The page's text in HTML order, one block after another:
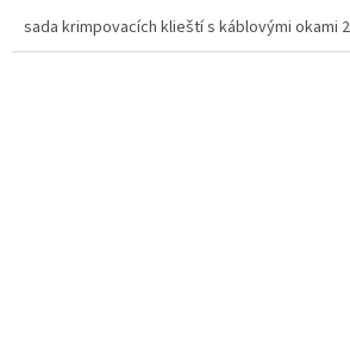
sada krimpovacích klieští s káblovými okami